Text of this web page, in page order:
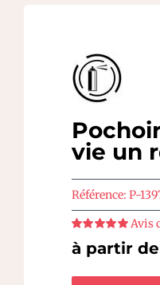
vie un
Référence: P-
Note sur 5
Avis
à partir